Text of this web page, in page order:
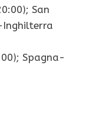
San
Spagna-